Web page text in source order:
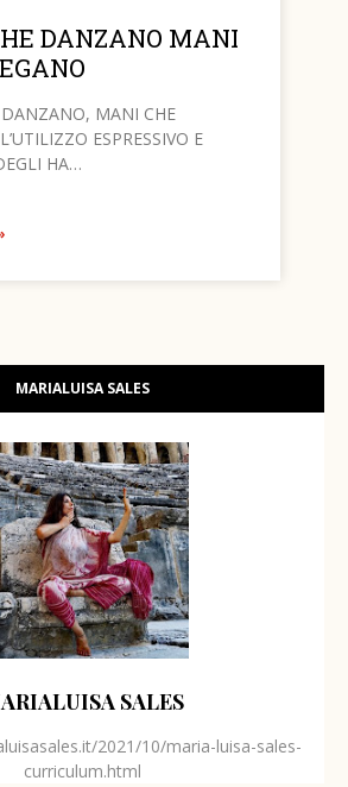
DANZANO MANI
MANI CHE
ESPRESSIVO E
HA…
MARIALUISA SALES
SALES
2021/10/maria-luisa-sales-
curriculum.html